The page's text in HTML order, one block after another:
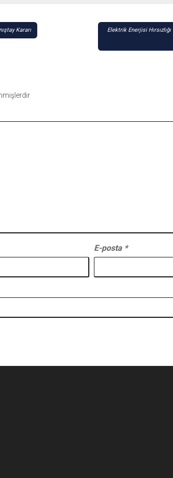
Kararı Elektrik Enerjisi
E-posta *